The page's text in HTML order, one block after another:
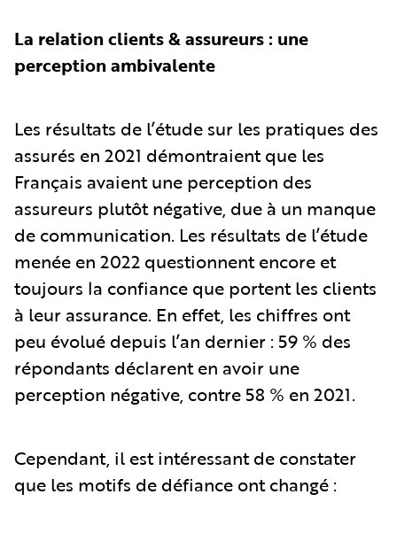
La relation clients & assureurs : une
perception ambivalente
Les résultats de l’étude sur les pratiques des
assurés en 2021 démontraient que les
Français avaient une perception des
assureurs plutôt négative, due à un manque
de communication. Les résultats de l’étude
menée en 2022 questionnent encore et
toujours la confiance que portent les clients
à leur assurance. En effet, les chiffres ont
peu évolué depuis l’an dernier : 59 % des
répondants déclarent en avoir une
perception négative, contre 58 % en 2021.
Cependant, il est intéressant de constater
que les motifs de défiance ont changé :